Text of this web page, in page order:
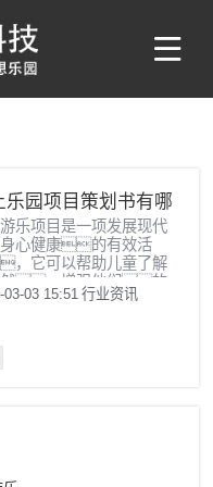
乐园项目策划书有哪
容乐项目是一项发展现代
身心健康的有效活
，它可以帮助儿童了解
然，增强他们的
，提升耐力，增
更健康成长。凭借
关内容，希望能够
03-03 15:51 行业资讯